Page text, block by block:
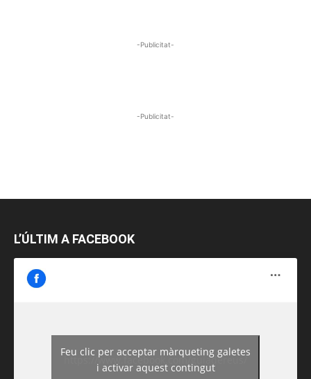
-Publicitat-
-Publicitat-
L’ÚLTIM A FACEBOOK
https://www.facebook.com/guiadereus/
Feu clic per acceptar màrqueting galetes
i activar aquest contingut